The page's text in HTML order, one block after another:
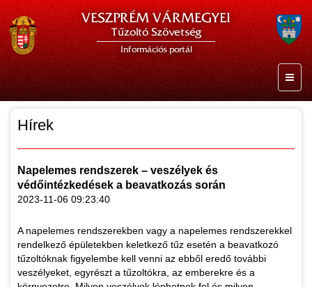
VESZPRÉM VÁRMEGYEI
Tűzoltó Szövetség
Információs portál
Hírek
Napelemes rendszerek – veszélyek és
védőintézkedések a beavatkozás során
2023-11-06 09:23:40
A napelemes rendszerekben vagy a napelemes rendszerekkel
rendelkező épületekben keletkező tűz esetén a beavatkozó
tűzoltóknak figyelembe kell venni az ebből eredő további
veszélyeket, egyrészt a tűzoltókra, az emberekre és a